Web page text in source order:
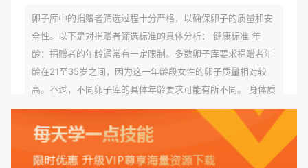
卵子库中的捐赠者筛选过程十分严格，以确保卵子的质量和安
全性。以下是对捐赠者筛选标准的具体分析： 健康标准 年
龄：捐赠者的年龄通常有一定限制。多数卵子库要求捐赠者年
龄在21至35岁之间，因为这一年龄段女性的卵子质量相对较
高。不过，不同卵子库的具体年龄要求可能有所不同。 身体质
量指数（BMI）：捐赠者的BMI通常需要在正常范围内，以确
保其身体健康状况良好。过高的BMI可能与多种健康问题相关
联，包括不孕症和妊娠并发症。 生殖健康：捐赠者需要有规律
的月经期，无生殖障碍或异常问题。此外，还需要进行详细的